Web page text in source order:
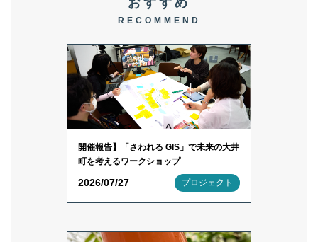
おすすめ
RECOMMEND
開催報告】「さわれる GIS」で未来の大井
町を考えるワークショップ
2026/07/27 プロジェクト